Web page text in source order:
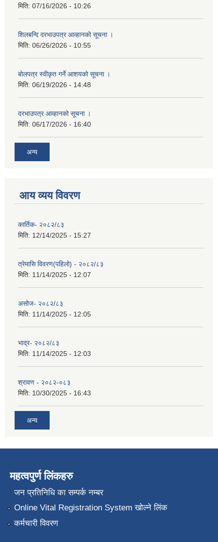
मिति: 07/16/2026 - 10:26
शिलबन्दि दरभाउपत्र आव्हानको सूचना ।
मिति: 06/26/2026 - 10:55
बोलपत्र स्वीकृत गर्ने आशयको सूचना ।
मिति: 06/19/2026 - 14:48
दरभाउपत्र आव्हानको सूचना ।
मिति: 06/17/2026 - 16:40
अन्य
आय व्यय विवरण
कार्तिक- २०८२/८३
मिति: 12/14/2025 - 15:27
त्रेमासि विवरण(पहिलो) - २०८२/८३
मिति: 11/14/2025 - 12:07
असोज- २०८२/८३
मिति: 11/14/2025 - 12:05
भाद्र- २०८२/८३
मिति: 11/14/2025 - 12:03
श्रावण - २०८२-०८३
मिति: 10/30/2025 - 16:43
अन्य
महत्वपुर्ण लिंकहरु
जन प्रतिनिधि का सम्पर्क नम्बर
Online Vital Registration System खोल्ने लिंक
कर्मचारी विवरण